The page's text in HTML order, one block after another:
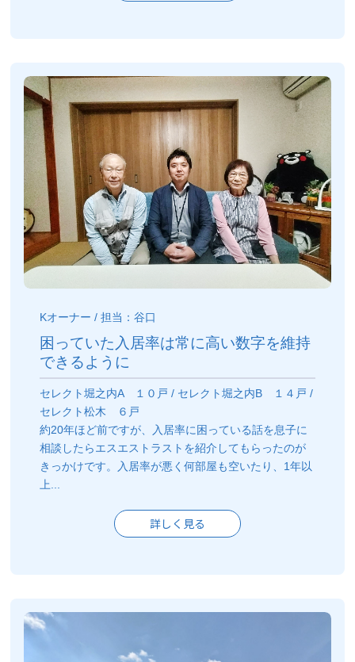
Kオーナー / 担当：谷口
困っていた入居率は常に高い数字を維持
できるように
セレクト堀之内A １０戸 / セレクト堀之内B １４戸 /
セレクト松木 ６戸
約20年ほど前ですが、入居率に困っている話を息子に
相談したらエスエストラストを紹介してもらったのが
きっかけです。入居率が悪く何部屋も空いたり、1年以
上...
詳しく見る